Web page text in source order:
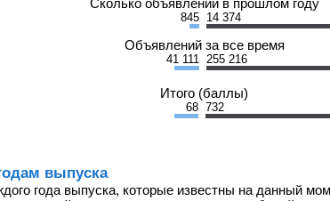
Сколько объявлений в прошлом году
845 14 374
Объявлений за все время
41 111 255 216
Итого (баллы)
68 732
выпуска
года выпуска, которые известны на данный